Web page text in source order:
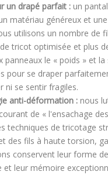
un drapé parfait : un
matériau généreux et
utilisons un nombre de
tricot optimisée et plus
panneaux le « poids » et la
pour se draper
ni se sentir fragiles.
anti-déformation : nous
de « l'ensachage
techniques de tricotage
des fils à haute torsion,
conservent leur forme
et leur mémoire